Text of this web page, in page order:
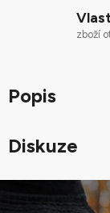
zboží
Popis
Diskuze